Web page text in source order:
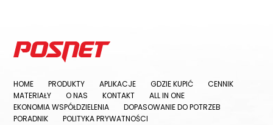
HOME PRODUKTY APLIKACJE GDZIE KUPIĆ
CENNIK
MATERIAŁY
O NAS KONTAKT
ALL IN ONE
EKONOMIA WSPÓŁDZIELENIA
DOPASOWANIE DO POTRZEB
PORADNIK
POLITYKA PRYWATNOŚCI